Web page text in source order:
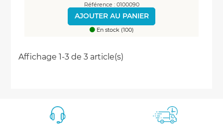
Référence : 0100090
AJOUTER AU PANIER
En stock (100)
Affichage 1-3 de 3 article(s)